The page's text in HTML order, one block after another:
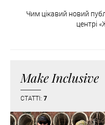
Чим цікавий новий
центрі
Make Inclusive
СТАТТІ: 7